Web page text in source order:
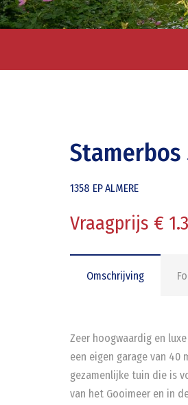
Stamerbos
1358 EPALMERE
Vraagprijs €
Omschrijving
Zeer hoogwaardig en
een eigen garage van 40
gezamenlijke tuin die is
van het Gooimeer en in